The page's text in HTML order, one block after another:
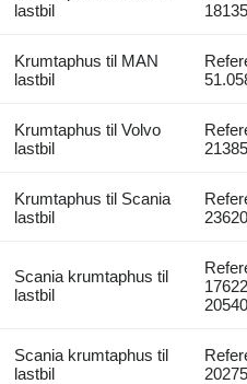
lastbil
Krumtaphus til MAN
lastbil
Krumtaphus til Volvo
lastbil
Krumtaphus til Scania
lastbil
Scania krumtaphus til
lastbil
Scania krumtaphus til
lastbil